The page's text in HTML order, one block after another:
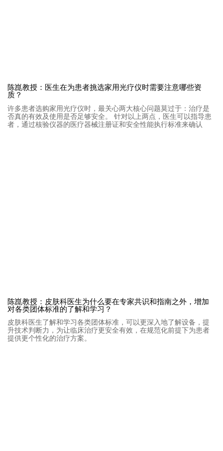
陈崑教授：医生在为患者挑选家用光疗仪时需要注意哪些资
质？
许多患者选购家用光疗仪时，最关心两大核心问题莫过于：治疗是
否真的有效及使用是否足够安全。 针对以上两点，医生可以指导患
者，通过核验仪器的医疗器械注册证和安全性能执行标准来确认
陈崑教授：皮肤科医生为什么要在专家共识和指南之外，增加
对各类团体标准的了解和学习？
皮肤科医生了解和学习各类团体标准，可以更深入地了解设备，提
升技术判断力，为让临床治疗更安全有效，在规范化前提下为患者
提供更个性化的治疗方案。